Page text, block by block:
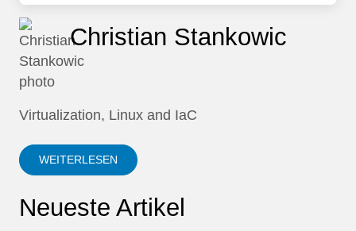
Christian Stankowic
Virtualization, Linux and IaC
WEITERLESEN
Neueste Artikel